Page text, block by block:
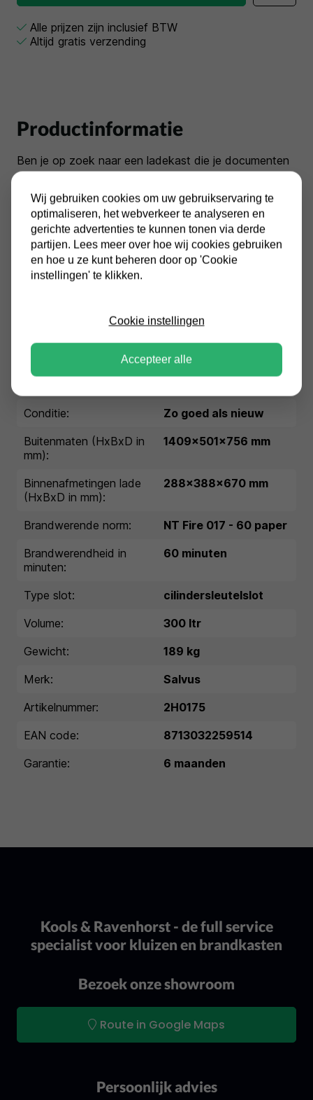
Alle prijzen zijn inclusief BTW
Altijd gratis verzending
Productinformatie
Ben je op zoek naar een ladekast die je documenten
beschermt tegen de gevolgen van brand? Kies dan
de Salvus Quatro brandwerende ladekast. Deze
brandwerende ladekastis Europees gecertificeerd en
beschermt je dossiers gedurende 60 minuten tegen
de gevolgen van brand.
De Bolzano 4 is heeft vier lades en elke lade is
Specificaties
Conditie:
Zo goed als nieuw
Buitenmaten (HxBxD in
mm):
1409x501x756 mm
Binnenafmetingen lade
(HxBxD in mm):
288x388x670 mm
Brandwerende norm:
NT Fire 017 - 60 paper
Brandwerendheid in
minuten:
60 minuten
Type slot:
cilindersleutelslot
Volume:
300 ltr
Gewicht:
189 kg
Merk:
Salvus
Artikelnummer:
2H0175
EAN code:
8713032259514
Garantie:
6 maanden
Kools & Ravenhorst - de full service
specialist voor kluizen en brandkasten
Bezoek onze showroom
Route in Google Maps
Persoonlijk advies
Wij gebruiken cookies om uw gebruikservaring te
optimaliseren, het webverkeer te analyseren en
gerichte advertenties te kunnen tonen via derde
partijen. Lees meer over hoe wij cookies gebruiken
en hoe u ze kunt beheren door op 'Cookie
instellingen' te klikken.
Cookie instellingen
Accepteer alle